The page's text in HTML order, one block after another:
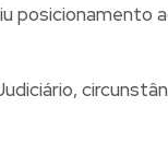
posicionamento